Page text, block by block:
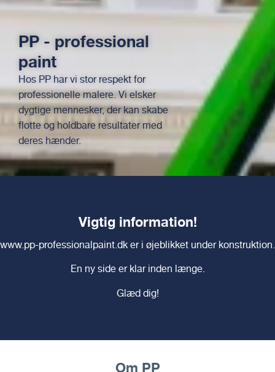
PP - professional
paint
Hos PP har vi stor respekt for
professionelle malere. Vi elsker
dygtige mennesker, der kan skabe
flotte og holdbare resultater med
deres hænder.
Vigtig information!
www.pp-professionalpaint.dk er i øjeblikket under konstruktion.
En ny side er klar inden længe.
Glæd dig!
Om PP